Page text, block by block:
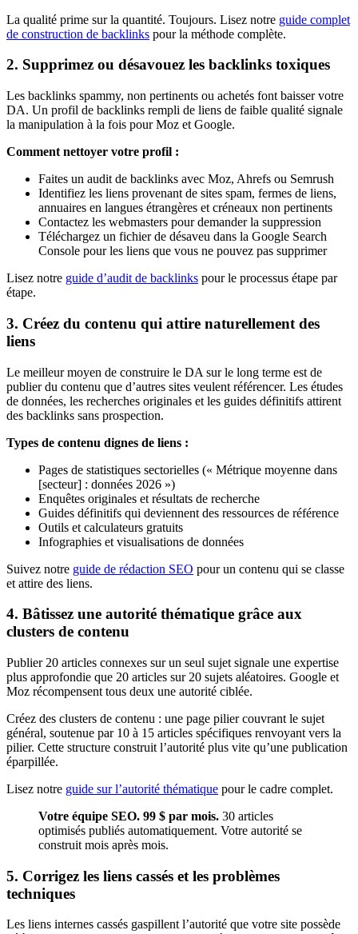
La qualité prime sur la quantité. Toujours. Lisez notre guide complet
de construction de backlinks pour la méthode complète.
2. Supprimez ou désavouez les backlinks toxiques
Les backlinks spammy, non pertinents ou achetés font baisser votre
DA. Un profil de backlinks rempli de liens de faible qualité signale
la manipulation à la fois pour Moz et Google.
Comment nettoyer votre profil :
Faites un audit de backlinks avec Moz, Ahrefs ou Semrush
Identifiez les liens provenant de sites spam, fermes de liens,
annuaires en langues étrangères et créneaux non pertinents
Contactez les webmasters pour demander la suppression
Téléchargez un fichier de désaveu dans la Google Search
Console pour les liens que vous ne pouvez pas supprimer
Lisez notre guide d’audit de backlinks pour le processus étape par
étape.
3. Créez du contenu qui attire naturellement des
liens
Le meilleur moyen de construire le DA sur le long terme est de
publier du contenu que d’autres sites veulent référencer. Les études
de données, les recherches originales et les guides définitifs attirent
des backlinks sans prospection.
Types de contenu dignes de liens :
Pages de statistiques sectorielles (« Métrique moyenne dans
[secteur] : données 2026 »)
Enquêtes originales et résultats de recherche
Guides définitifs qui deviennent des ressources de référence
Outils et calculateurs gratuits
Infographies et visualisations de données
Suivez notre guide de rédaction SEO pour un contenu qui se classe
et attire des liens.
4. Bâtissez une autorité thématique grâce aux
clusters de contenu
Publier 20 articles connexes sur un seul sujet signale une expertise
plus approfondie que 20 articles sur 20 sujets aléatoires. Google et
Moz récompensent tous deux une autorité ciblée.
Créez des clusters de contenu : une page pilier couvrant le sujet
général, soutenue par 10 à 15 articles spécifiques renvoyant vers la
pilier. Cette structure construit l’autorité plus vite qu’une publication
éparpillée.
Lisez notre guide sur l’autorité thématique pour le cadre complet.
Votre équipe SEO. 99 $ par mois. 30 articles
optimisés publiés automatiquement. Votre autorité se
construit mois après mois.
5. Corrigez les liens cassés et les problèmes
techniques
Les liens internes cassés gaspillent l’autorité que votre site possède